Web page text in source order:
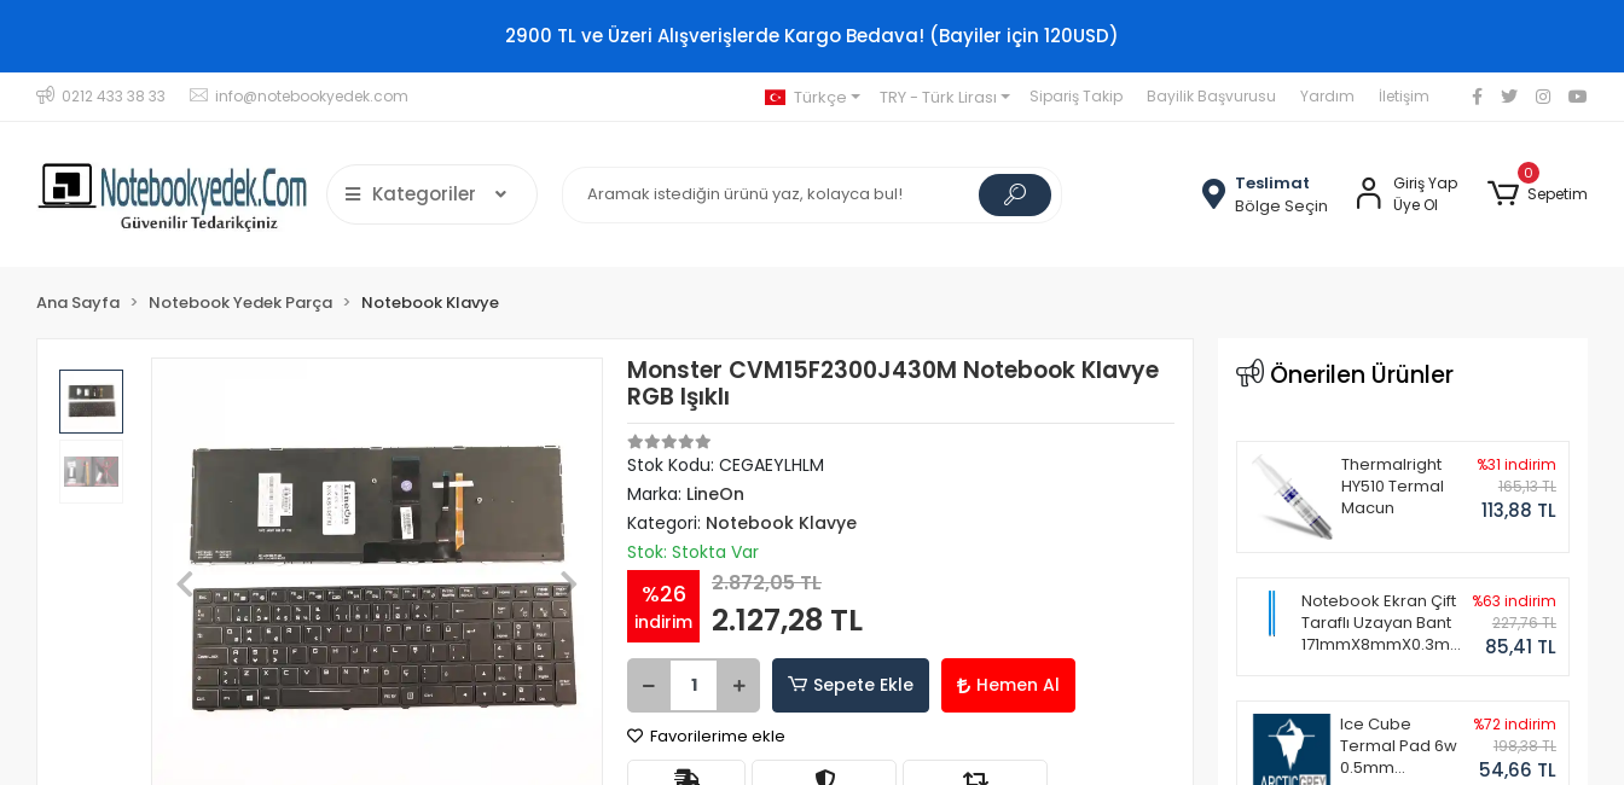
2900 TL ve Üzeri Alışverişlerde Kargo Bedava! (Bayiler için 120USD)
0212 433 38 33 info@notebookyedek.com Türkçe TRY - Türk Lirası Sipariş Takip Bayilik Başvurusu Yardım İletişim
Kategoriler
Teslimat
Bölge Seçin
Giriş Yap
Üye Ol
0
Sepetim
Ana Sayfa Notebook Yedek Parça Notebook Klavye
Monster CVM15F2300J430M Notebook Klavye
RGB Işıklı
Stok Kodu: CEGAEYLHLM
Marka: LineOn
Kategori: Notebook Klavye
Stok: Stokta Var
%26
indirim
2.872,05 TL
2.127,28 TL
Sepete Ekle Hemen Al
Favorilerime ekle
Önerilen Ürünler
Thermalright
HY510 Termal
Macun
%31 indirim
165,13 TL
113,88 TL
Notebook Ekran Çift
Taraflı Uzayan Bant
171mmX8mmX0.3mm
%63 indirim
227,76 TL
85,41 TL
Ice Cube
Termal Pad 6w
0.5mm
%72 indirim
198,38 TL
54,66 TL